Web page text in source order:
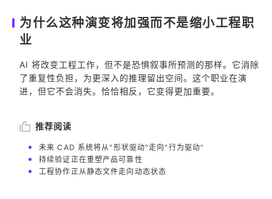
为什么这种演变将加强而不是缩小工程职
业
AI 将改变工程工作，但不是恐惧叙事所预测的那样。它消除
了重复性负担，为更深入的推理留出空间。这个职业在演
进，但它不会消失。恰恰相反，它变得更加重要。
推荐阅读
未来 CAD 系统将从"形状驱动"走向"行为驱动"
持续验证正在重塑产品可靠性
工程协作正从静态文件走向动态状态